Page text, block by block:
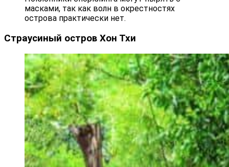
масками, так как волн в окрестностях
острова практически нет.
Страусиный остров Хон Тхи